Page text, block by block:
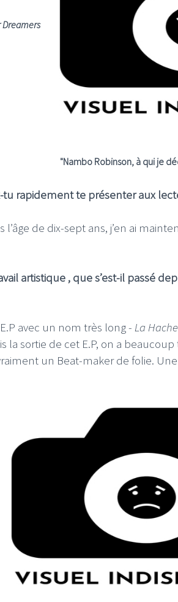
Dreamers
"Nambo Robinson, à qui je
tu rapidement te présenter aux
l’âge de dix-sept ans, j’en ai
artistique , que s’est-il passé
avec un nom très long - La
la sortie de cet E.P, on a beaucoup
un Beat-maker de folie.
LE GROS RIFFIFI –
Christmas Riffifi